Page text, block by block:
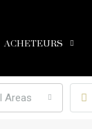
ACHETEURS
Areas